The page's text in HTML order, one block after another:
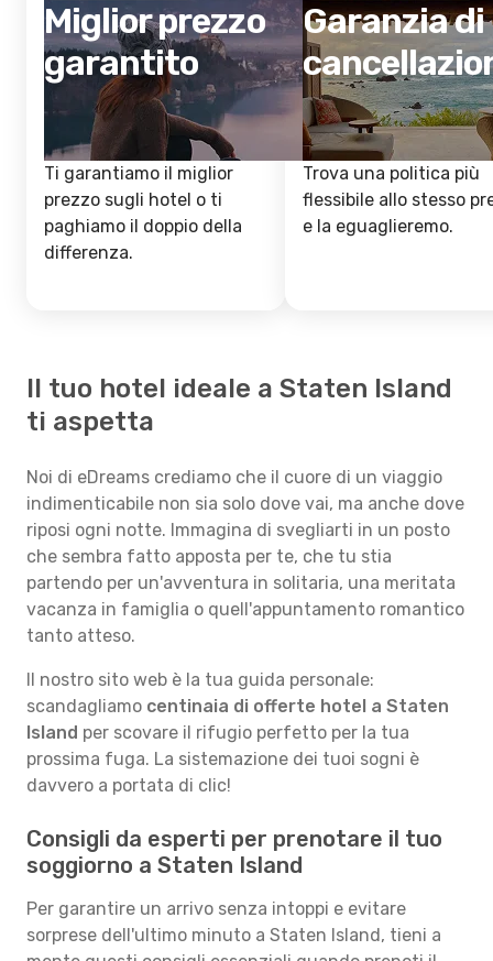
Miglior prezzo
garantito
Ti garantiamo il miglior
prezzo sugli hotel o ti
paghiamo il doppio della
differenza.
Garanzia di
Trova una politica più
flessibile allo stesso
e la eguaglieremo.
Il tuo hotel ideale a Staten Island
ti aspetta
Noi di eDreams crediamo che il cuore di un viaggio
indimenticabile non sia solo dove vai, ma anche dove
riposi ogni notte. Immagina di svegliarti in un posto
che sembra fatto apposta per te, che tu stia
partendo per un'avventura in solitaria, una meritata
vacanza in famiglia o quell'appuntamento romantico
tanto atteso.
Il nostro sito web è la tua guida personale:
scandagliamo centinaia di offerte hotel a Staten
Island per scovare il rifugio perfetto per la tua
prossima fuga. La sistemazione dei tuoi sogni è
davvero a portata di clic!
Consigli da esperti per prenotare il tuo
soggiorno a Staten Island
Per garantire un arrivo senza intoppi e evitare
sorprese dell'ultimo minuto a Staten Island, tieni a